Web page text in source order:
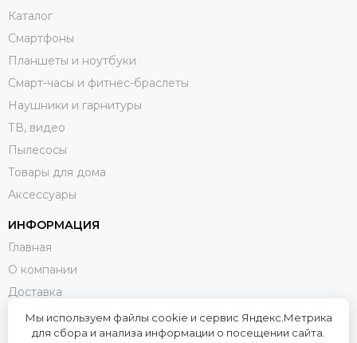
Каталог
Смартфоны
Планшеты и ноутбуки
Смарт-часы и фитнес-браслеты
Наушники и гарнитуры
ТВ, видео
Пылесосы
Товары для дома
Аксессуары
ИНФОРМАЦИЯ
Главная
О компании
Доставка
Оплата
Возврат и обмен
Мы используем файлы cookie и сервис Яндекс.Метрика
для сбора и анализа информации о посещении сайта.